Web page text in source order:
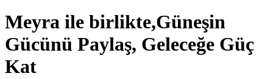
Meyra ile birlikte,Güneşin
Gücünü Paylaş, Geleceğe Güç
Kat